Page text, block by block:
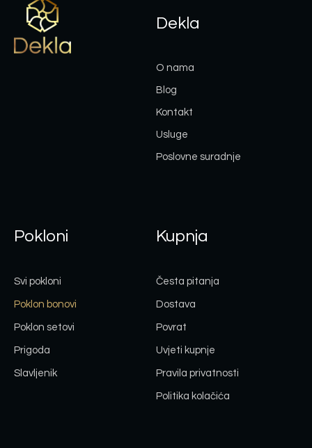
Dekla
O nama
Blog
Kontakt
Usluge
Poslovne suradnje
Pokloni
Svi pokloni
Poklon bonovi
Poklon setovi
Prigoda
Slavljenik
Kupnja
Česta pitanja
Dostava
Povrat
Uvjeti kupnje
Pravila privatnosti
Politika kolačića